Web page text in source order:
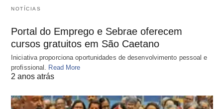
NOTÍCIAS
Portal do Emprego e Sebrae oferecem
cursos gratuitos em São Caetano
Iniciativa proporciona oportunidades de desenvolvimento pessoal e
profissional. Read More
2 anos atrás